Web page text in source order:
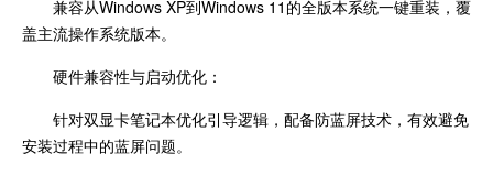
兼容从Windows XP到Windows 11的全版本系统一键重装，覆
盖主流操作系统版本。
硬件兼容性与启动优化：
针对双显卡笔记本优化引导逻辑，配备防蓝屏技术，有效避免
安装过程中的蓝屏问题。